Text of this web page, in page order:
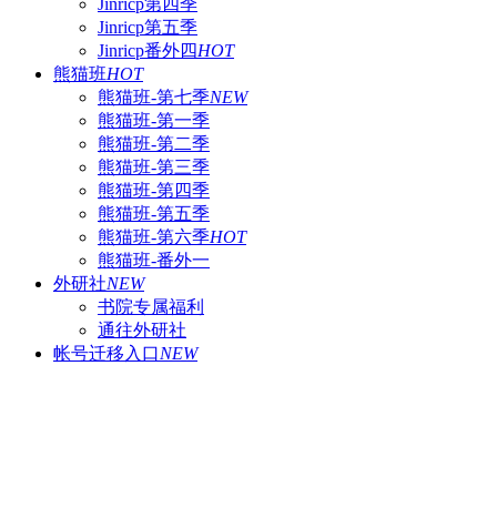
Jinricp第四季
Jinricp第五季
Jinricp番外四HOT
熊猫班HOT
熊猫班-第七季NEW
熊猫班-第一季
熊猫班-第二季
熊猫班-第三季
熊猫班-第四季
熊猫班-第五季
熊猫班-第六季HOT
熊猫班-番外一
外研社NEW
书院专属福利
通往外研社
帐号迁移入口NEW